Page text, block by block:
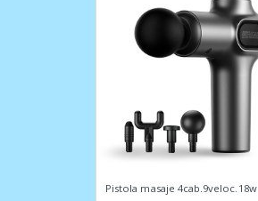
Pistola masaje 4cab.9veloc.18w